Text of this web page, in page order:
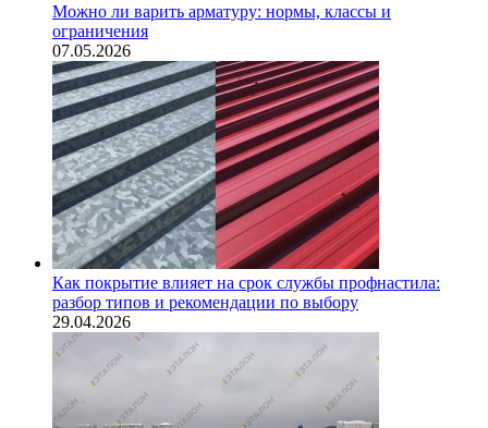
Можно ли варить арматуру: нормы, классы и
ограничения
07.05.2026
Как покрытие влияет на срок службы профнастила:
разбор типов и рекомендации по выбору
29.04.2026